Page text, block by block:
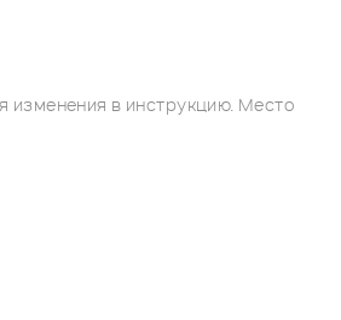
изменения в инструкцию. Место